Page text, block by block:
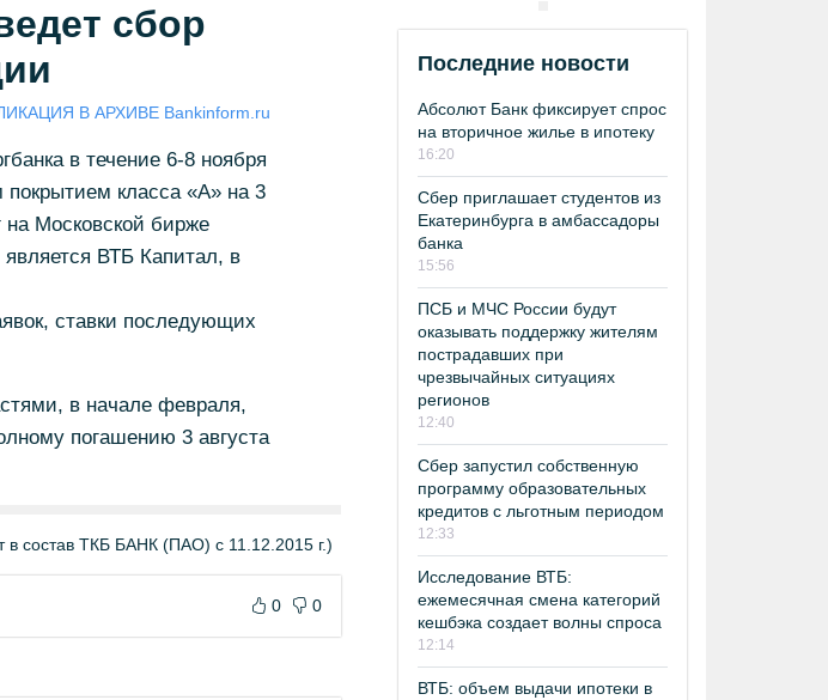
сбор
В АРХИВЕ Bankinform.ru
в течение 6-8 ноября
класса «А» на 3
Московской бирже
ВТБ Капитал, в
ставки последующих
в начале февраля,
погашению 3 августа
состав ТКБ БАНК (ПАО) с 11.12.2015 г.)
0 0
Последние новости
Абсолют Банк фиксирует спрос
на вторичное жилье в ипотеку
16:20
Сбер приглашает студентов из
Екатеринбурга в амбассадоры
банка
15:56
ПСБ и МЧС России будут
оказывать поддержку жителям
пострадавших при
чрезвычайных ситуациях
регионов
12:40
Сбер запустил собственную
программу образовательных
кредитов с льготным периодом
12:33
Исследование ВТБ:
ежемесячная смена категорий
кешбэка создает волны спроса
12:14
ВТБ: объем выдачи ипотеки в